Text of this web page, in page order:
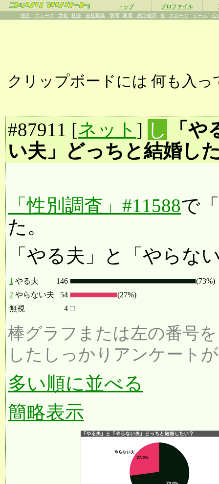
β トップ プロファイル
総合 ニュース 文化 社会 会社職業 学問 家電 政治経済 食 スポーツ ゲーム 心
クリップボードには 何も入っ
#87911 [ネット ] し
「
い夫」どっちと結婚し
「性別調査」#11588で「
た。
「やる夫」と「やらな
1 やる夫 146
(73%)
2 やらない夫 54
(27%)
無視
4
棒グラフまたは左の番号
したしっかりアンケート
多い順に並べる
簡略表示